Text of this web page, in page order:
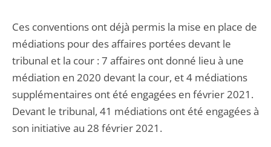
Ces conventions ont déjà permis la mise en place de
médiations pour des affaires portées devant le
tribunal et la cour : 7 affaires ont donné lieu à une
médiation en 2020 devant la cour, et 4 médiations
supplémentaires ont été engagées en février 2021.
Devant le tribunal, 41 médiations ont été engagées à
son initiative au 28 février 2021.